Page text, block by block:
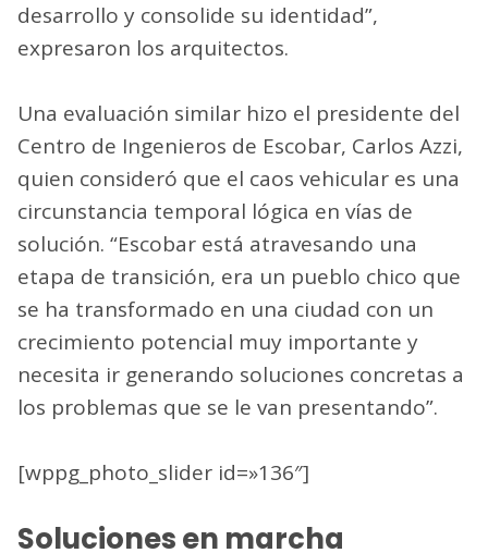
desarrollo y consolide su identidad”,
expresaron los arquitectos.
Una evaluación similar hizo el presidente del
Centro de Ingenieros de Escobar, Carlos Azzi,
quien consideró que el caos vehicular es una
circunstancia temporal lógica en vías de
solución. “Escobar está atravesando una
etapa de transición, era un pueblo chico que
se ha transformado en una ciudad con un
crecimiento potencial muy importante y
necesita ir generando soluciones concretas a
los problemas que se le van presentando”.
[wppg_photo_slider id=»136″]
Soluciones en marcha